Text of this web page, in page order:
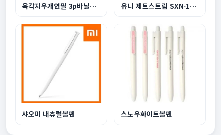
육각지우개연필 3p바닐라원통케이스 유니 제트스트림 SXN-150 2P세트
샤오미 내츄럴볼펜 스노우화이트볼펜